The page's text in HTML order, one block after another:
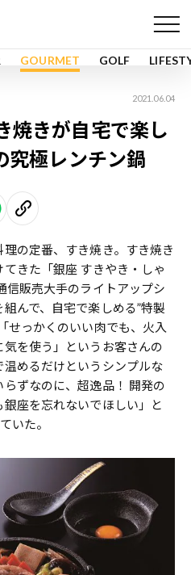
GOURMET GOLF
2021.06.04
焼きが自宅で楽し
究極レンチン鍋
の定番、すき焼き。すき焼き
きた「銀座 すきやき・しゃ
信販売大手のライトアップシ
んで、自宅で楽しめる”特製
せっかくのいい肉でも、火入
を使う」というお客さんの
めるだけというシンプルな
ずなのに、超逸品！ 開発の
座を忘れないでほしい」と
いた。